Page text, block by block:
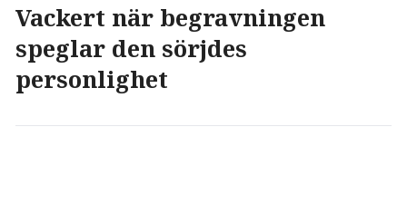
Vackert när begravningen
speglar den sörjdes
personlighet